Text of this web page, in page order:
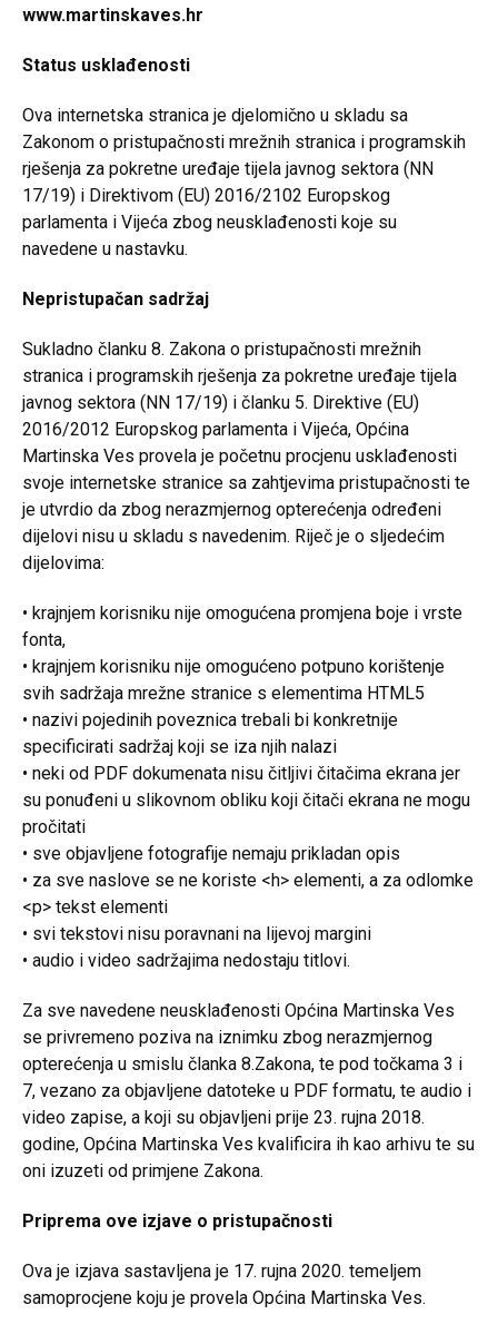
www.martinskaves.hr
Status usklađenosti
Ova internetska stranica je djelomično u skladu sa
Zakonom o pristupačnosti mrežnih stranica i programskih
rješenja za pokretne uređaje tijela javnog sektora (NN
17/19) i Direktivom (EU) 2016/2102 Europskog
parlamenta i Vijeća zbog neusklađenosti koje su
navedene u nastavku.
Nepristupačan sadržaj
Sukladno članku 8. Zakona o pristupačnosti mrežnih
stranica i programskih rješenja za pokretne uređaje tijela
javnog sektora (NN 17/19) i članku 5. Direktive (EU)
2016/2012 Europskog parlamenta i Vijeća, Općina
Martinska Ves provela je početnu procjenu usklađenosti
svoje internetske stranice sa zahtjevima pristupačnosti te
je utvrdio da zbog nerazmjernog opterećenja određeni
dijelovi nisu u skladu s navedenim. Riječ je o sljedećim
dijelovima:
• krajnjem korisniku nije omogućena promjena boje i vrste
fonta,
• krajnjem korisniku nije omogućeno potpuno korištenje
svih sadržaja mrežne stranice s elementima HTML5
• nazivi pojedinih poveznica trebali bi konkretnije
specificirati sadržaj koji se iza njih nalazi
• neki od PDF dokumenata nisu čitljivi čitačima ekrana jer
su ponuđeni u slikovnom obliku koji čitači ekrana ne mogu
pročitati
• sve objavljene fotografije nemaju prikladan opis
• za sve naslove se ne koriste <h> elementi, a za odlomke
<p> tekst elementi
• svi tekstovi nisu poravnani na lijevoj margini
• audio i video sadržajima nedostaju titlovi.
Za sve navedene neusklađenosti Općina Martinska Ves
se privremeno poziva na iznimku zbog nerazmjernog
opterećenja u smislu članka 8.Zakona, te pod točkama 3 i
7, vezano za objavljene datoteke u PDF formatu, te audio i
video zapise, a koji su objavljeni prije 23. rujna 2018.
godine, Općina Martinska Ves kvalificira ih kao arhivu te su
oni izuzeti od primjene Zakona.
Priprema ove izjave o pristupačnosti
Ova je izjava sastavljena je 17. rujna 2020. temeljem
samoprocjene koju je provela Općina Martinska Ves.